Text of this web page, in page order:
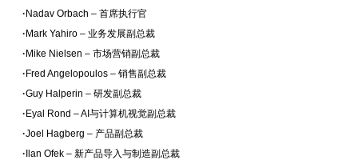
· Nadav Orbach – 首席执行官
· Mark Yahiro – 业务发展副总裁
· Mike Nielsen – 市场营销副总裁
· Fred Angelopoulos – 销售副总裁
·Guy Halperin – 研发副总裁
· Eyal Rond – AI与计算机视觉副总裁
·Joel Hagberg – 产品副总裁
· Ilan Ofek – 新产品导入与制造副总裁